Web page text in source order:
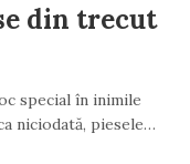
din trecut
special în inimile
niciodată, piesele…